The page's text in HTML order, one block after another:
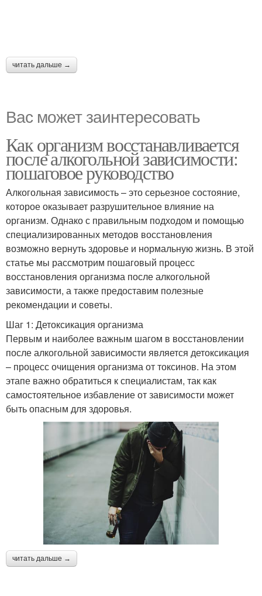
читать дальше →
Вас может заинтересовать
Как организм восстанавливается
после алкогольной зависимости:
пошаговое руководство
Алкогольная зависимость – это серьезное состояние,
которое оказывает разрушительное влияние на
организм. Однако с правильным подходом и помощью
специализированных методов восстановления
возможно вернуть здоровье и нормальную жизнь. В этой
статье мы рассмотрим пошаговый процесс
восстановления организма после алкогольной
зависимости, а также предоставим полезные
рекомендации и советы.
Шаг 1: Детоксикация организма
Первым и наиболее важным шагом в восстановлении
после алкогольной зависимости является детоксикация
– процесс очищения организма от токсинов. На этом
этапе важно обратиться к специалистам, так как
самостоятельное избавление от зависимости может
быть опасным для здоровья.
читать дальше →